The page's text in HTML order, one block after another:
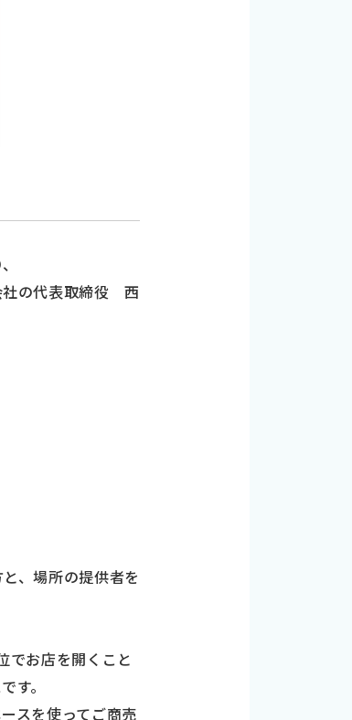
社の代表取締役 西
、場所の提供者を
でお店を開くこと
す。
スを使ってご商売